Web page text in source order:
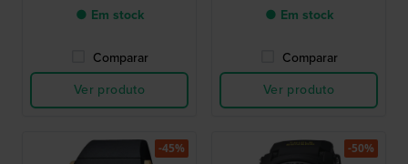
● Em stock
Comparar
Ver produto
● Em stock
Comparar
Ver produto
-45% -50%